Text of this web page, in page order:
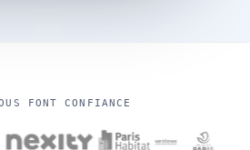
FONT CONFIANCE